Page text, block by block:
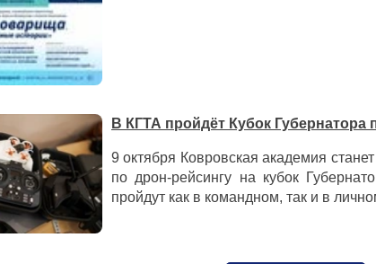
В КГТА пройдёт Кубок Губернатора
9 октября Ковровская академия
по дрон-рейсингу на кубок
пройдут как в командном, так и в